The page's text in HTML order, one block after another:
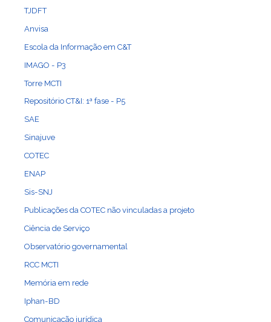
TJDFT
Anvisa
Escola da Informação em C&T
IMAGO - P3
Torre MCTI
Repositório CT&I: 1ª fase - P5
SAE
Sinajuve
COTEC
ENAP
Sis-SNJ
Publicações da COTEC não vinculadas a projeto
Ciência de Serviço
Observatório governamental
RCC MCTI
Memória em rede
Iphan-BD
Comunicação jurídica